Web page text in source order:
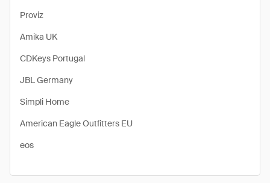
Proviz
Amika UK
CDKeys Portugal
JBL Germany
Simpli Home
American Eagle Outfitters EU
eos